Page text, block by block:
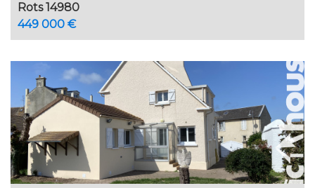
Rots 14980
449 000 €